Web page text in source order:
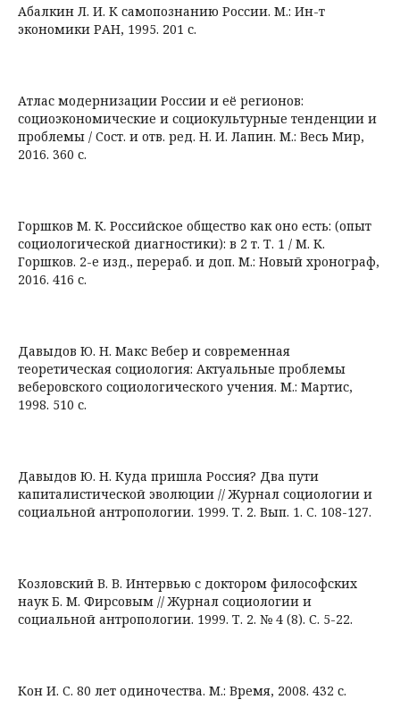
Абалкин Л. И. К самопознанию России. М.: Ин-т
экономики РАН, 1995. 201 с.
Атлас модернизации России и её регионов:
социоэкономические и социокультурные тенденции и
проблемы / Сост. и отв. ред. Н. И. Лапин. М.: Весь Мир,
2016. 360 с.
Горшков М. К. Российское общество как оно есть: (опыт
социологической диагностики): в 2 т. Т. 1 / М. К.
Горшков. 2-е изд., перераб. и доп. М.: Новый хронограф,
2016. 416 с.
Давыдов Ю. Н. Макс Вебер и современная
теоретическая социология: Актуальные проблемы
веберовского социологического учения. М.: Мартис,
1998. 510 с.
Давыдов Ю. Н. Куда пришла Россия? Два пути
капиталистической эволюции // Журнал социологии и
социальной антропологии. 1999. Т. 2. Вып. 1. С. 108-127.
Козловский В. В. Интервью с доктором философских
наук Б. М. Фирсовым // Журнал социологии и
социальной антропологии. 1999. Т. 2. № 4 (8). С. 5-22.
Кон И. С. 80 лет одиночества. М.: Время, 2008. 432 с.